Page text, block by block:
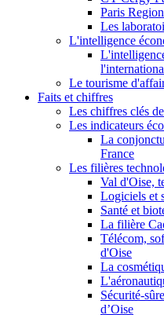
Paris
Les
L'intelligence
Le tourisme
Faits et chiffres
Les chiffres clés
Les indicateurs
La
France
Les filières
Val d'Oise,
Logiciels et
Santé et
La filière
Télécom,
d'Oise
La
Sécurité-
d’Oise